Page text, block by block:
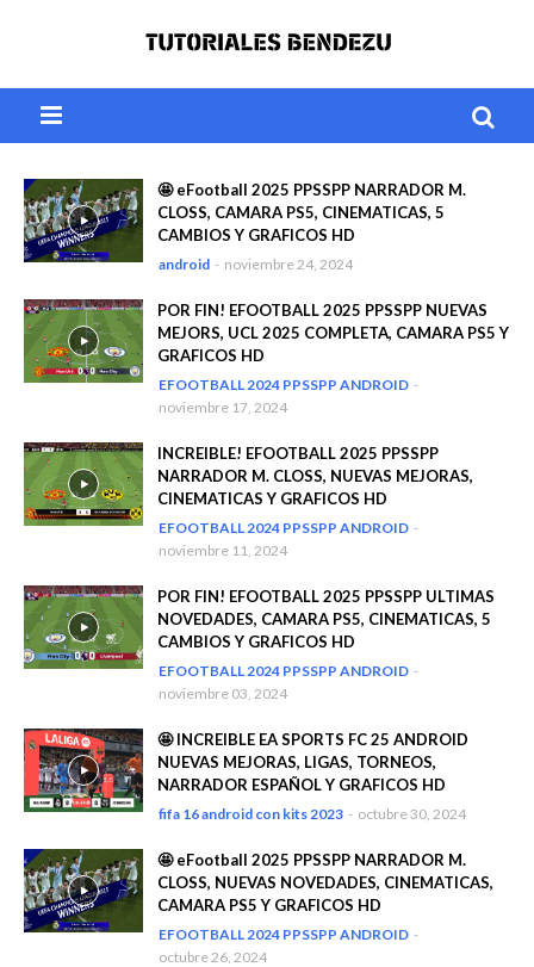
🤩 eFootball 2025 PPSSPP NARRADOR M.
CLOSS, CAMARA PS5, CINEMATICAS, 5
CAMBIOS Y GRAFICOS HD
android - noviembre 24, 2024
POR FIN! EFOOTBALL 2025 PPSSPP NUEVAS
MEJORS, UCL 2025 COMPLETA, CAMARA PS5 Y
GRAFICOS HD
EFOOTBALL 2024 PPSSPP ANDROID -
noviembre 17, 2024
INCREIBLE! EFOOTBALL 2025 PPSSPP
NARRADOR M. CLOSS, NUEVAS MEJORAS,
CINEMATICAS Y GRAFICOS HD
EFOOTBALL 2024 PPSSPP ANDROID -
noviembre 11, 2024
POR FIN! EFOOTBALL 2025 PPSSPP ULTIMAS
NOVEDADES, CAMARA PS5, CINEMATICAS, 5
CAMBIOS Y GRAFICOS HD
EFOOTBALL 2024 PPSSPP ANDROID -
noviembre 03, 2024
🤩 INCREIBLE EA SPORTS FC 25 ANDROID
NUEVAS MEJORAS, LIGAS, TORNEOS,
NARRADOR ESPAÑOL Y GRAFICOS HD
fifa 16 android con kits 2023 - octubre 30, 2024
🤩 eFootball 2025 PPSSPP NARRADOR M.
CLOSS, NUEVAS NOVEDADES, CINEMATICAS,
CAMARA PS5 Y GRAFICOS HD
EFOOTBALL 2024 PPSSPP ANDROID -
octubre 26, 2024